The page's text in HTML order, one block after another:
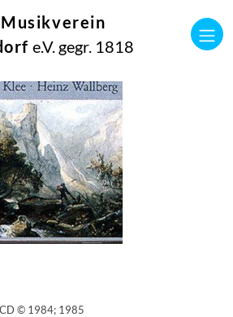
Musikverein
e.V. gegr. 1818
© 1984; 1985